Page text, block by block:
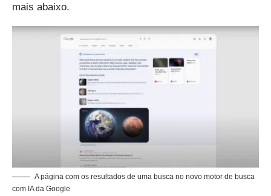
mais abaixo.
A página com os resultados de uma busca no novo motor de busca
com IA da Google